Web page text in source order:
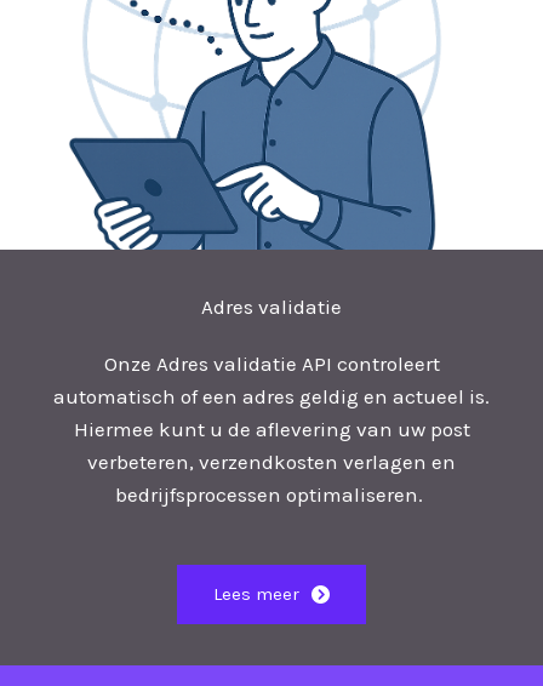
Adres validatie
Onze Adres validatie API controleert
automatisch of een adres geldig en actueel is.
Hiermee kunt u de aflevering van uw post
verbeteren, verzendkosten verlagen en
bedrijfsprocessen optimaliseren.
Lees meer